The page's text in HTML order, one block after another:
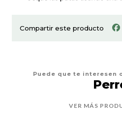
Compartir este producto
Puede que te interesen
VER MÁS